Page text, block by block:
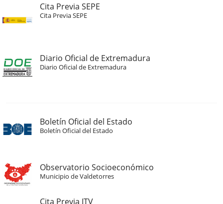
Cita Previa SEPE
Cita Previa SEPE
Diario Oficial de Extremadura
Diario Oficial de Extremadura
Boletín Oficial del Estado
Boletín Oficial del Estado
Observatorio Socioeconómico
Municipio de Valdetorres
Cita Previa ITV